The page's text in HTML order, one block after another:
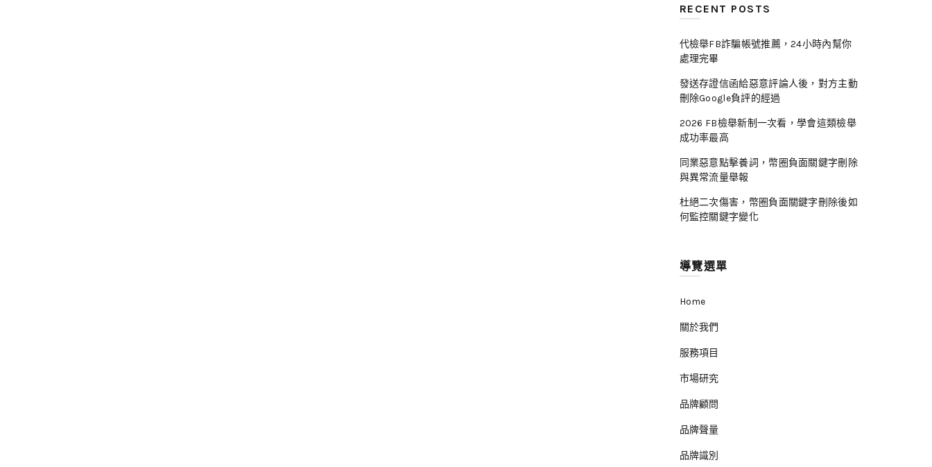
RECENT POSTS
代檢舉FB詐騙帳號推薦，24小時內幫你
處理完畢
發送存證信函給惡意評論人後，對方主動
刪除Google負評的經過
2026 FB檢舉新制一次看，學會這類檢舉
成功率最高
同業惡意點擊養詞，幣圈負面關鍵字刪除
與異常流量舉報
杜絕二次傷害，幣圈負面關鍵字刪除後如
何監控關鍵字變化
導覽選單
Home
關於我們
服務項目
市場研究
品牌顧問
品牌聲量
品牌識別